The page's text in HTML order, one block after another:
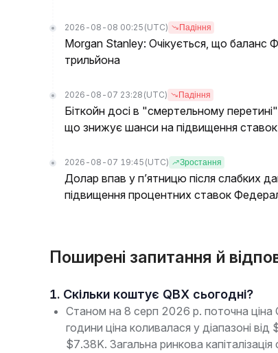
2026-08-08 00:25 (UTC) Падіння
Morgan Stanley: Очікується, що баланс
трильйона
2026-08-07 23:28 (UTC) Падіння
Біткойн досі в "смертельному
що знижує шанси на підвищення
2026-08-07 19:45 (UTC) Зростання
Долар впав у п’ятницю після слабких
підвищення процентних ставок
Поширені запитання й
1. Скільки коштує QBX сьогодні?
Станом на 8 серп 2026 р. поточна
години ціна коливалася у діапазоні
$7.38K. Загальна ринкова